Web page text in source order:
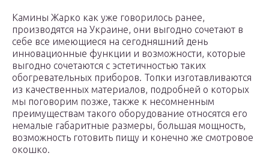
Камины Жарко как уже говорилось ранее,
производятся на Украине, они выгодно сочетают в
себе все имеющиеся на сегодняшний день
инновационные функции и возможности, которые
выгодно сочетаются с эстетичностью таких
обогревательных приборов. Топки изготавливаются
из качественных материалов, подробней о которых
мы поговорим позже, также к несомненным
преимуществам такого оборудование относятся его
немалые габаритные размеры, большая мощность,
возможность готовить пищу и конечно же смотровое
окошко.